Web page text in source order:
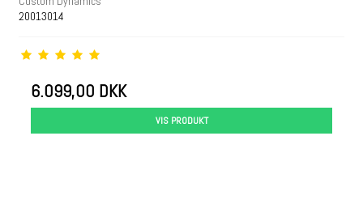
20013014
6.099,00 DKK
VIS PRODUKT